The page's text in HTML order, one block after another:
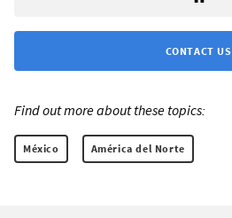
CONTACT US
Find out more about these topics:
México América del Norte